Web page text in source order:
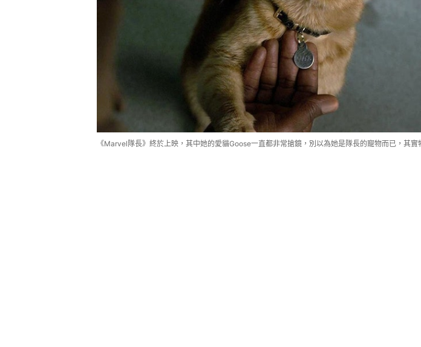
《Marvel隊長》終於上映，其中她的愛貓Goose一直都非常搶鏡，別以為她是隊長的寵物而已，其實